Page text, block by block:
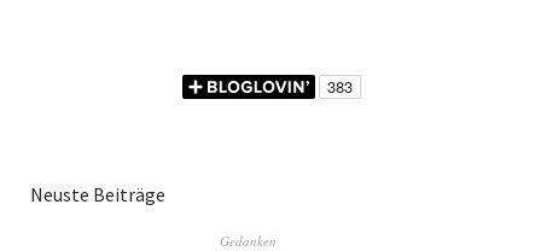
Neuste Beiträge
Gedanken